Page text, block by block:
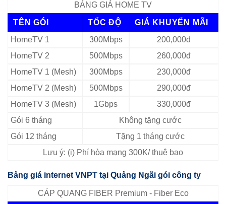
BẢNG GIÁ HOME TV
TÊN GÓI TỐC ĐỘ
GIÁ KHUYẾN MÃI
HomeTV 1
300Mbps
200,000đ
HomeTV 2
500Mbps
260,000đ
HomeTV 1 (Mesh)
300Mbps
230,000đ
HomeTV 2 (Mesh)
500Mbps
290,000đ
HomeTV 3 (Mesh)
1Gbps
330,000đ
Gói 6 tháng
Không tặng cước
Gói 12 tháng
Tặng 1 tháng cước
Lưu ý: (i) Phí hòa mạng 300K/ thuê bao
Bảng giá internet VNPT tại Quảng Ngãi gói công ty
CÁP QUANG FIBER Premium - Fiber Eco